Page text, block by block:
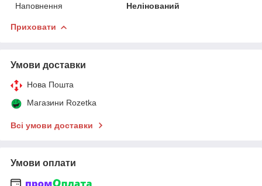
Наповнення
Нелінований
Приховати
Умови доставки
Нова Пошта
Магазини Rozetka
Всі умови доставки
Умови оплати